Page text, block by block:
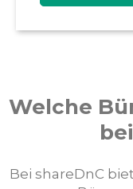
Welche
Bei shareDnC